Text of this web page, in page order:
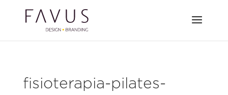
fisioterapia-pilates-